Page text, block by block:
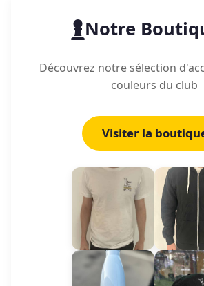
Notre
Découvrez notre sélection
couleurs du club
Visiter la